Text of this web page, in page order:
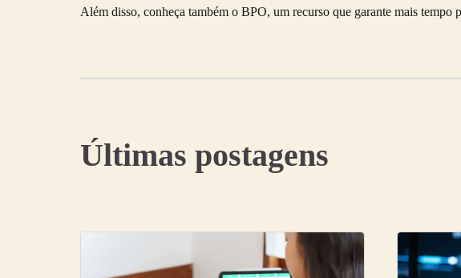
Além disso, conheça também o BPO, um recurso que garante mais tempo
Últimas postagens